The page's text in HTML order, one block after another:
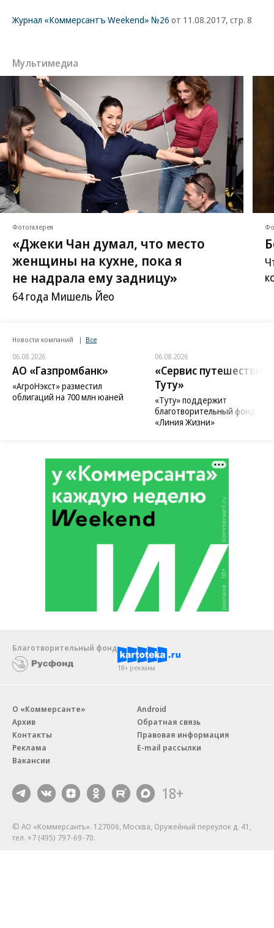
Журнал «Коммерсантъ Weekend» №26 от 11.08.2017, стр. 8
Мультимедиа
Фотогалерея
«Джеки Чан думал, что место
женщины на кухне, пока я
не надрала ему задницу»
64 года Мишель Йео
Новости компаний Все
06.08.2026
АО «Газпромбанк»
«АгроНэкст» разместил
облигаций на 700 млн юаней
06.08.2026
«Сервис путешествий
Туту»
«Туту» поддержит
благотворительный фонд
«Линия Жизни»
Благотворительный фонд
18+ реклама
О «Коммерсанте»
Архив
Контакты
Реклама
Вакансии
Android
Обратная связь
Правовая информация
E-mail рассылки
18+
© АО «Коммерсантъ». 127006, Москва, Оружейный переулок д. 41,
тел. +7 (495) 797-69-70.